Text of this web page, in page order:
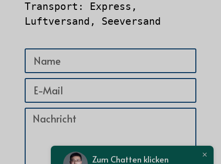
Transport: Express,
Luftversand, Seeversand
Zum Chatten klicken